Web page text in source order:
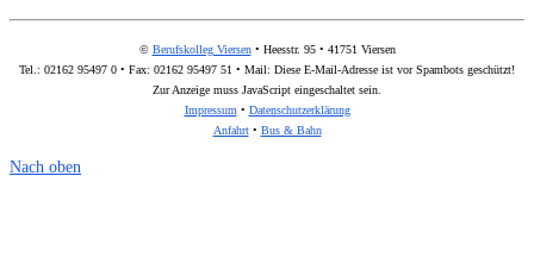
© Berufskolleg Viersen• Heesstr. 95 • 41751 Viersen
Tel.: 02162 95497 0 • Fax: 02162 95497 51 • Mail: Diese E-Mail-Adresse ist vor Spambots geschützt!
Zur Anzeige muss JavaScript eingeschaltet sein.
Impressum• Datenschutzerklärung
Anfahrt• Bus & Bahn
Nach oben